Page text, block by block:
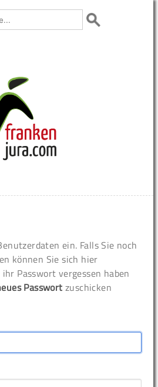
ein. Falls Sie noch
können Sie sich hier
ihr Passwort vergessen haben
Passwort zuschicken